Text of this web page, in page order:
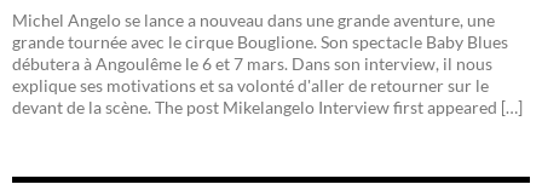
Michel Angelo se lance a nouveau dans une grande aventure, une
grande tournée avec le cirque Bouglione. Son spectacle Baby Blues
débutera à Angoulême le 6 et 7 mars. Dans son interview, il nous
explique ses motivations et sa volonté d'aller de retourner sur le
devant de la scène. The post Mikelangelo Interview first appeared […]